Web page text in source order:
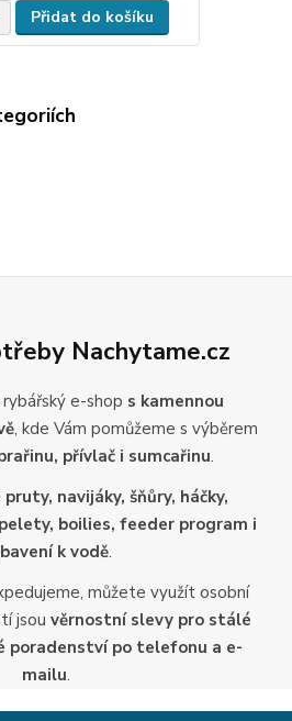
Přidat do košíku
Nachytame.cz
e-shop s kamennou
, kde Vám pomůžeme s výběrem
přívlač i sumcařinu.
pruty, navijáky, šňůry, háčky,
boilies, feeder program i
k vodě.
můžete využít osobní
jsou věrnostní slevy pro stálé
poradenství po telefonu a e-
mailu.